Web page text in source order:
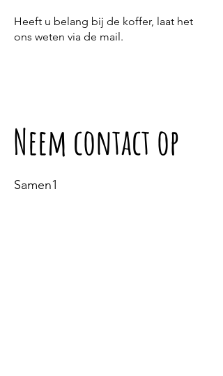
Heeft u belang bij de koffer, laat het
ons weten via de mail.
Neem contact op
Samen1